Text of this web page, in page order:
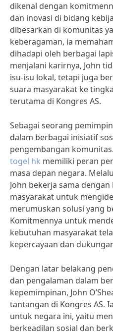
dikenal dengan
dan inovasi di bidang
dibesarkan di komunitas
keberagaman, ia
dihadapi oleh berbagai
menjalani karirnya, John
isu-isu lokal, tetapi juga
suara masyarakat ke
terutama di Kongres AS.
Sebagai seorang
dalam berbagai inisiatif
pengembangan
togel hk memiliki peran
masa depan negara.
John bekerja sama
masyarakat untuk
merumuskan solusi yang
Komitmennya untuk
kebutuhan masyarakat
kepercayaan dan
Dengan latar belakang
dan pengalaman dalam
kepemimpinan, John
tantangan di Kongres AS.
untuk negara ini, yaitu
berkeadilan sosial dan